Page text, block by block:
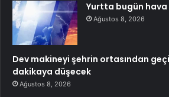
Yurtta bugün hava
Ağustos 8, 2026
Dev makineyi şehrin ortasından
dakikaya düşecek
Ağustos 8, 2026